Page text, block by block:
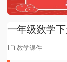
一年级数学
教学课件